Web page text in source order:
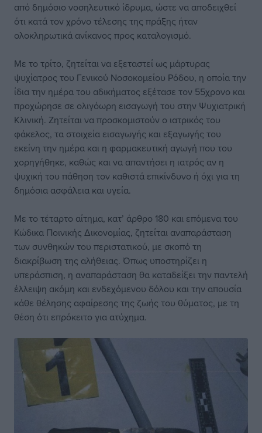
από δημόσιο νοσηλευτικό ίδρυμα, ώστε να αποδειχθεί
ότι κατά τον χρόνο τέλεσης της πράξης ήταν
ολοκληρωτικά ανίκανος προς καταλογισμό.
Με το τρίτο, ζητείται να εξεταστεί ως μάρτυρας
ψυχίατρος του Γενικού Νοσοκομείου Ρόδου, η οποία την
ίδια την ημέρα του αδικήματος εξέτασε τον 55χρονο και
προχώρησε σε ολιγόωρη εισαγωγή του στην Ψυχιατρική
Κλινική. Ζητείται να προσκομιστούν ο ιατρικός του
φάκελος, τα στοιχεία εισαγωγής και εξαγωγής του
εκείνη την ημέρα και η φαρμακευτική αγωγή που του
χορηγήθηκε, καθώς και να απαντήσει η ιατρός αν η
ψυχική του πάθηση τον καθιστά επικίνδυνο ή όχι για τη
δημόσια ασφάλεια και υγεία.
Με το τέταρτο αίτημα, κατ’ άρθρο 180 και επόμενα του
Κώδικα Ποινικής Δικονομίας, ζητείται αναπαράσταση
των συνθηκών του περιστατικού, με σκοπό τη
διακρίβωση της αλήθειας. Όπως υποστηρίζει η
υπεράσπιση, η αναπαράσταση θα καταδείξει την παντελή
έλλειψη ακόμη και ενδεχόμενου δόλου και την απουσία
κάθε θέλησης αφαίρεσης της ζωής του θύματος, με τη
θέση ότι επρόκειτο για ατύχημα.